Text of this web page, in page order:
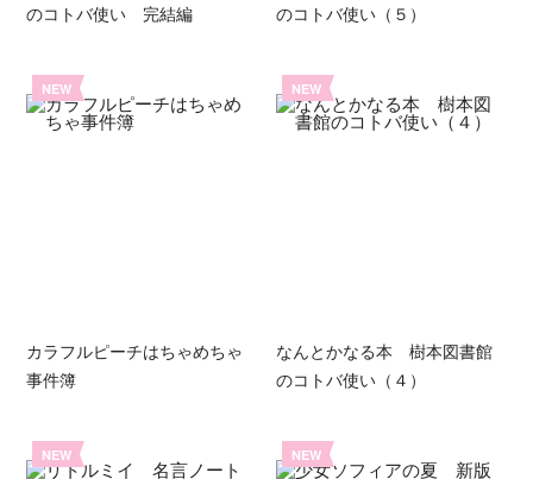
のコトバ使い 完結編
のコトバ使い（５）
NEW
カラフルピーチはちゃめちゃ
事件簿
NEW
なんとかなる本 樹本図書館
のコトバ使い（４）
NEW NEW